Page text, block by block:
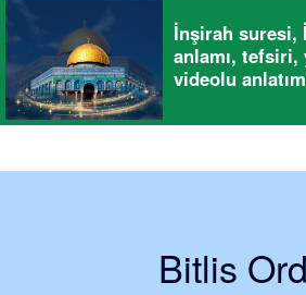
İnşirah suresi,
anlamı, tefsiri,
videolu anlatım
Bitlis